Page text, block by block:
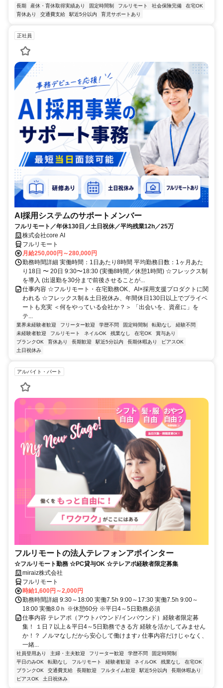
長期 産休・育休取得実績あり 固定時間制 フルリモート 社会保険完備
在宅OK
育休あり
交通費支給 駅近5分以内 育児サポートあり
正社員
AI採用システムのサポートメンバー
フルリモート／年休130日／土日祝休／平均残業12h／25万
株式会社core AI
フルリモート
月給250,000円～280,000円
勤務時間詳細 実働時間：1日あたり8時間 平均勤務日数：1ヶ月あた
り18日 〜 20日 9:30〜18:30 (実働8時間／休憩1時間) ☆フレックス制
を導入 (出退勤を30分まで前後させることが...
仕事内容 ☆フルリモート・在宅勤務OK、AI×採用支援プロダクトに関
われる ☆フレックス制＆土日祝休み、年間休日130日以上でプライベ
ートも充実 ＜何をやっている会社か？＞ 「出会いを、資産に」を
テ...
業界未経験者歓迎 フリーター歓迎 学歴不問 固定時間制 転勤なし
経験不問
未経験者歓迎
フルリモート ネイルOK 残業なし 在宅OK
賞与あり
ブランクOK
育休あり 長期歓迎 駅近5分以内 長期休暇あり
ピアスOK
土日祝休み
アルバイト・パート
フルリモートの法人テレフォンアポインター
☆フルリモート勤務 ☆PC貸与OK ☆テレアポ経験者限定募集
miraiz株式会社
フルリモート
時給1,600円～2,000円
勤務時間詳細 9:30～18:00 実働7.5h 9:00～17:30 実働7.5h 9:00～
18:00 実働8.0ｈ ※休憩60分 ※平日4～5日勤務必須
仕事内容 テレアポ（アウトバウンド/インバウンド）経験者限定募
集！ １日７以上＆平日4～5日勤務できる方 経験を活かしてみません
か！？ ノルマなしだから安心して働けます♪ 仕事内容だけじゃなく、
一緒...
社員登用あり 主婦・主夫歓迎 フリーター歓迎 学歴不問
固定時間制
平日のみOK
転勤なし フルリモート 経験者歓迎 ネイルOK 残業なし
在宅OK
ブランクOK
交通費支給 長期歓迎 フルタイム歓迎 駅近5分以内
長期休暇あり
ピアスOK
土日祝休み